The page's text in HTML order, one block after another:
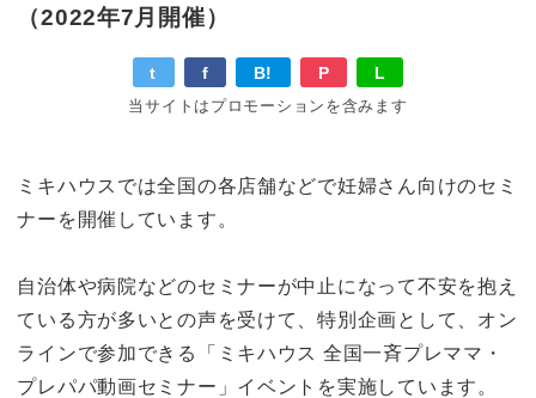
（2022年7月開催）
t f B! P L
当サイトはプロモーションを含みます
ミキハウスでは全国の各店舗などで妊婦さん向けのセミ
ナーを開催しています。
自治体や病院などのセミナーが中止になって不安を抱え
ている方が多いとの声を受けて、特別企画として、オン
ラインで参加できる「ミキハウス 全国一斉プレママ・
プレパパ動画セミナー」イベントを実施しています。